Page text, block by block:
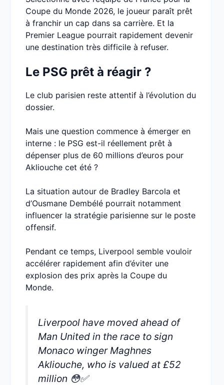
Coupe du Monde 2026, le joueur paraît prêt
à franchir un cap dans sa carrière. Et la
Premier League pourrait rapidement devenir
une destination très difficile à refuser.
Le PSG prêt à réagir ?
Le club parisien reste attentif à l’évolution du
dossier.
Mais une question commence à émerger en
interne : le PSG est-il réellement prêt à
dépenser plus de 60 millions d’euros pour
Akliouche cet été ?
La situation autour de Bradley Barcola et
d’Ousmane Dembélé pourrait notamment
influencer la stratégie parisienne sur le poste
offensif.
Pendant ce temps, Liverpool semble vouloir
accélérer rapidement afin d’éviter une
explosion des prix après la Coupe du
Monde.
Liverpool have moved ahead of
Man United in the race to sign
Monaco winger Maghnes
Akliouche, who is valued at £52
million 😳✅